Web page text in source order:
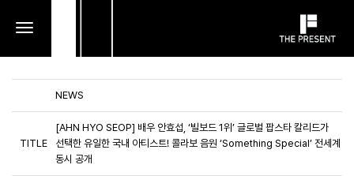
toggle
NEWS
TITLE
[AHN HYO SEOP] 배우 안효섭, ‘빌보드 1위’ 글로벌 팝스타 칼리드가
선택한 유일한 국내 아티스트! 콜라보 음원 ‘Something Special’ 전세계
동시 공개